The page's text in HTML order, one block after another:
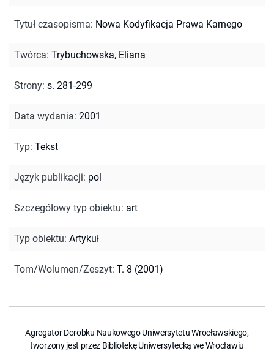
Tytuł czasopisma: Nowa Kodyfikacja Prawa Karnego
Twórca: Trybuchowska, Eliana
Strony: s. 281-299
Data wydania: 2001
Typ: Tekst
Język publikacji: pol
Szczegółowy typ obiektu: art
Typ obiektu: Artykuł
Tom/Wolumen/Zeszyt: T. 8 (2001)
Agregator Dorobku Naukowego Uniwersytetu Wrocławskiego,
tworzony jest przez Bibliotekę Uniwersytecką we Wrocławiu